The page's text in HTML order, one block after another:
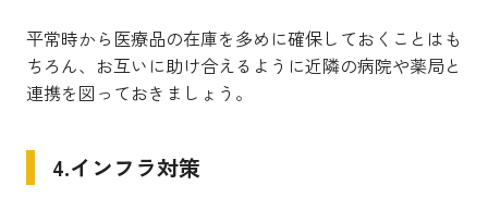
平常時から医療品の在庫を多めに確保しておくことはも
ちろん、お互いに助け合えるように近隣の病院や薬局と
連携を図っておきましょう。
4.インフラ対策